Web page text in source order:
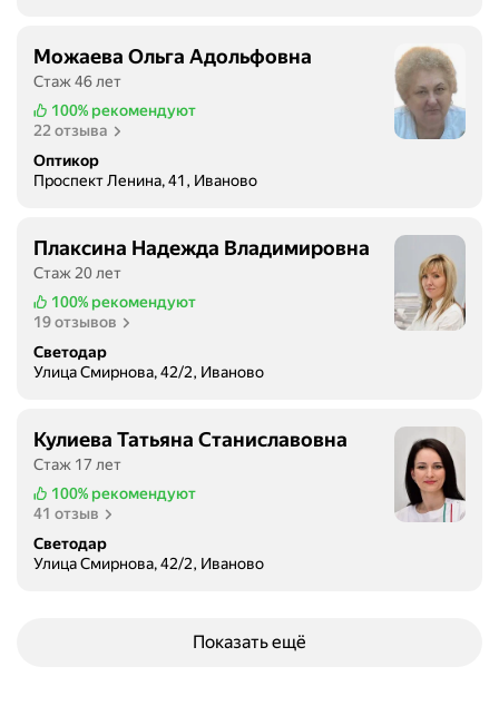
Можаева Ольга Адольфовна
Стаж 46 лет
100% рекомендуют
22 отзыва
Оптикор
Проспект Ленина, 41, Иваново
Плаксина Надежда Владимировна
Стаж 20 лет
100% рекомендуют
19 отзывов
Светодар
Улица Смирнова, 42/2, Иваново
Кулиева Татьяна Станиславовна
Стаж 17 лет
100% рекомендуют
41 отзыв
Светодар
Улица Смирнова, 42/2, Иваново
Показать ещё